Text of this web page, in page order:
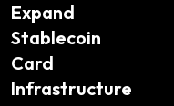
Expand
Stablecoin
Card
Infrastructure